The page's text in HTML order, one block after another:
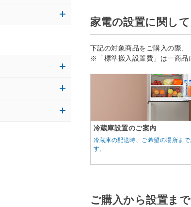
家電の設置に関して
下記の対象商品をご購入の際、
※「標準搬入設置費」は一商品
冷蔵庫設置のご案内
冷蔵庫の配送時、ご希望の場所まで
す。
ご購入から設置ま